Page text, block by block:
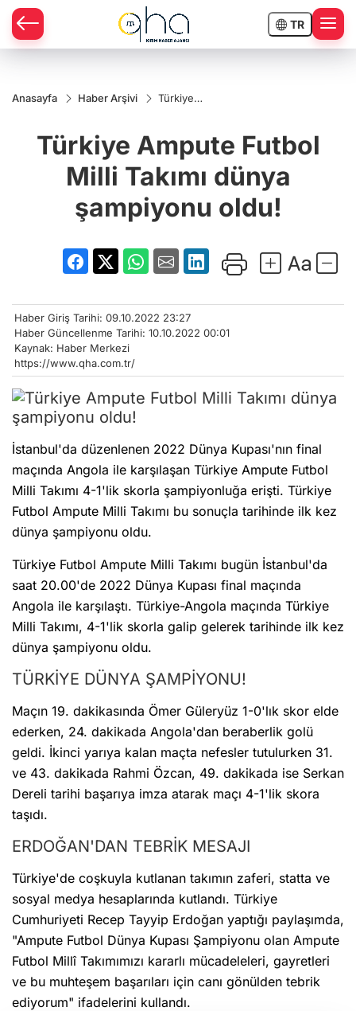
TR
Anasayfa Haber Arşivi
Türkiye
dünya
şampiyonu
oldu!
Türkiye Ampute Futbol
Milli Takımı dünya
şampiyonu oldu!
Haber Giriş Tarihi: 09.10.2022 23:27
Haber Güncellenme Tarihi: 10.10.2022 00:01
Kaynak: Haber Merkezi
https://www.qha.com.tr/
İstanbul'da düzenlenen 2022 Dünya Kupası'nın final
maçında Angola ile karşılaşan Türkiye Ampute Futbol
Milli Takımı 4-1'lik skorla şampiyonluğa erişti. Türkiye
Futbol Ampute Milli Takımı bu sonuçla tarihinde ilk kez
dünya şampiyonu oldu.
Türkiye Futbol Ampute Milli Takımı bugün İstanbul'da
saat 20.00'de 2022 Dünya Kupası final maçında
Angola ile karşılaştı. Türkiye-Angola maçında Türkiye
Milli Takımı, 4-1'lik skorla galip gelerek tarihinde ilk kez
dünya şampiyonu oldu.
TÜRKİYE DÜNYA ŞAMPİYONU!
Maçın 19. dakikasında Ömer Güleryüz 1-0'lık skor elde
ederken, 24. dakikada Angola'dan beraberlik golü
geldi. İkinci yarıya kalan maçta nefesler tutulurken 31.
ve 43. dakikada Rahmi Özcan, 49. dakikada ise Serkan
Dereli tarihi başarıya imza atarak maçı 4-1'lik skora
taşıdı.
ERDOĞAN'DAN TEBRİK MESAJI
Türkiye'de coşkuyla kutlanan takımın zaferi, statta ve
sosyal medya hesaplarında kutlandı. Türkiye
Cumhuriyeti Recep Tayyip Erdoğan yaptığı paylaşımda,
"Ampute Futbol Dünya Kupası Şampiyonu olan Ampute
Futbol Millî Takımımızı kararlı mücadeleleri, gayretleri
ve bu muhteşem başarıları için canı gönülden tebrik
ediyorum" ifadelerini kullandı.